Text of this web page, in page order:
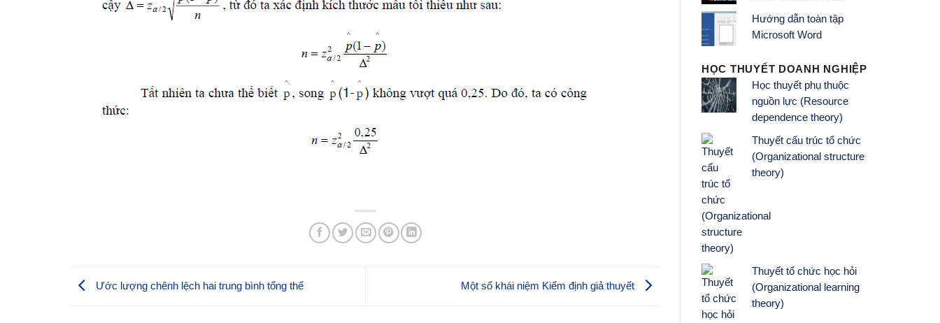
Ước lượng chênh lệch hai trung bình tổng thể Một số khái niệm Kiểm định giả thuyết
Hướng dẫn toàn tập
Microsoft Word
HỌC THUYẾT DOANH NGHIỆP
Học thuyết phụ thuộc
nguồn lực (Resource
dependence theory)
Thuyết cấu trúc tổ chức
(Organizational structure
theory)
Thuyết tổ chức học hỏi
(Organizational learning
theory)